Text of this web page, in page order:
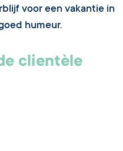
voor een vakantie in
humeur.
clientèle